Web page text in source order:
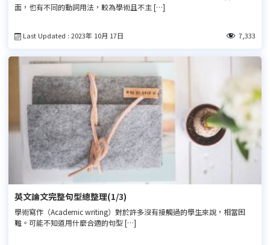
面，也有不同的動詞用法，較為學術且不主 […]
Last Updated : 2023年 10月 17日 7,333
英文論文完整句型總整理(1/3)
學術寫作（Academic writing）對於許多沒有接觸過的學生來說，相當困
難。可能不知道用什麼合適的句型 […]